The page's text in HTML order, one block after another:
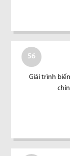
56
Giải trình